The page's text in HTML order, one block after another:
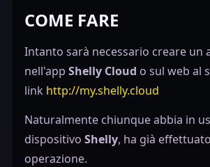
COME FARE
Intanto sarà necessario creare un
nell'app Shelly Cloud o sul web al
link http://my.shelly.cloud
Naturalmente chiunque abbia in
dispositivo Shelly, ha già
operazione.